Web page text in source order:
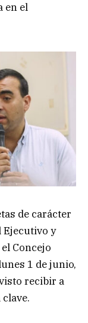
en el
de carácter
y
Concejo
1 de junio,
recibir a